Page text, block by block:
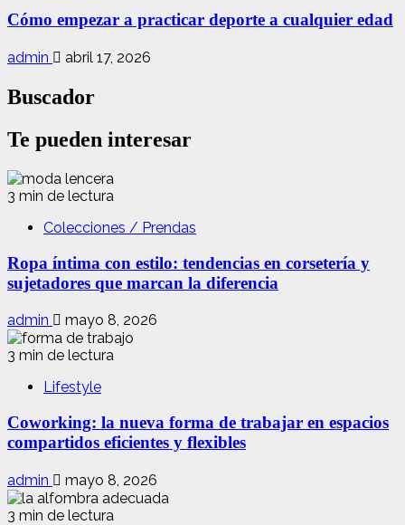
Cómo empezar a practicar deporte a cualquier edad
admin abril 17, 2026
Buscador
Te pueden interesar
3 min de lectura
Colecciones / Prendas
Ropa íntima con estilo: tendencias en corsetería y
sujetadores que marcan la diferencia
admin mayo 8, 2026
3 min de lectura
Lifestyle
Coworking: la nueva forma de trabajar en espacios
compartidos eficientes y flexibles
admin mayo 8, 2026
3 min de lectura